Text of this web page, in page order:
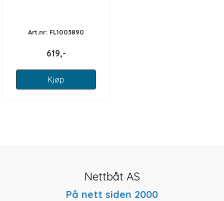
Art.nr: FL1003890
619,-
Kjøp
Nettbåt AS
På nett siden 2000